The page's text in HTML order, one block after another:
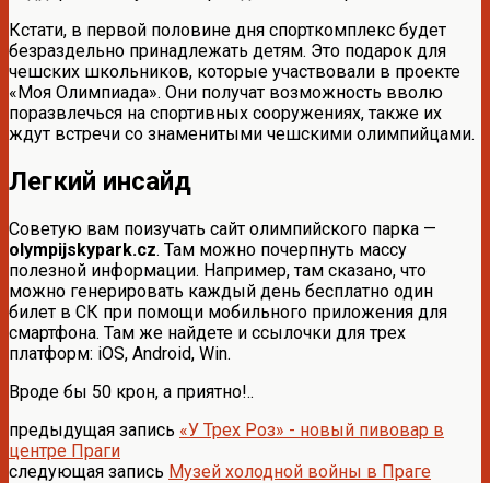
Кстати, в первой половине дня спорткомплекс будет
безраздельно принадлежать детям. Это подарок для
чешских школьников, которые участвовали в проекте
«Моя Олимпиада». Они получат возможность вволю
поразвлечься на спортивных сооружениях, также их
ждут встречи со знаменитыми чешскими олимпийцами.
Легкий инсайд
Советую вам поизучать сайт олимпийского парка —
olympijskypark.cz. Там можно почерпнуть массу
полезной информации. Например, там сказано, что
можно генерировать каждый день бесплатно один
билет в СК при помощи мобильного приложения для
смартфона. Там же найдете и ссылочки для трех
платформ: iOS, Android, Win.
Вроде бы 50 крон, а приятно!..
предыдущая запись «У Трех Роз» - новый пивовар в
центре Праги
следующая запись Музей холодной войны в Праге